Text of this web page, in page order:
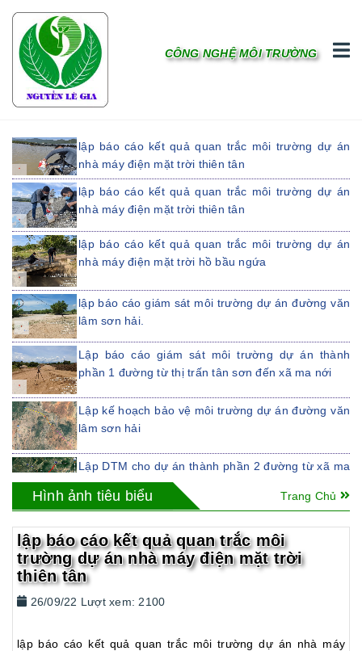
CÔNG NGHỆ MÔI TRƯỜNG
lập báo cáo kết quả quan trắc môi trường dự án
nhà máy điện mặt trời thiên tân
lập báo cáo kết quả quan trắc môi trường dự án
nhà máy điện mặt trời thiên tân
lập báo cáo kết quả quan trắc môi trường dự án
nhà máy điện mặt trời hồ bầu ngứa
lập báo cáo giám sát môi trường dự án đường văn
lâm sơn hải.
Lập báo cáo giám sát môi trường dự án thành
phần 1 đường từ thị trấn tân sơn đến xã ma nới
Lập kế hoạch bảo vệ môi trường dự án đường văn
lâm sơn hải
Lập DTM cho dự án thành phần 2 đường từ xã ma
nới, huyện ninh sơn, tỉnh ninh thuận đến ngã tư tà
năng
LẬP ĐTM CHO DỰ ÁN ĐƯỜNG TỪ ĐÈO KHÁNH
NHƠN ĐẾN QUỐC LỘ 1
LẬP ĐTM CHO DỰ ÁN ĐƯỜNG TỪ THỊ TRẤN
NƯỚC MẮM NGỌC TRANG SEAFOOD
Hình ảnh tiêu biểu Trang Chủ
lập báo cáo kết quả quan trắc môi
trường dự án nhà máy điện mặt trời
thiên tân
26/09/22 Lượt xem: 2100
lập báo cáo kết quả quan trắc môi trường dự án nhà máy